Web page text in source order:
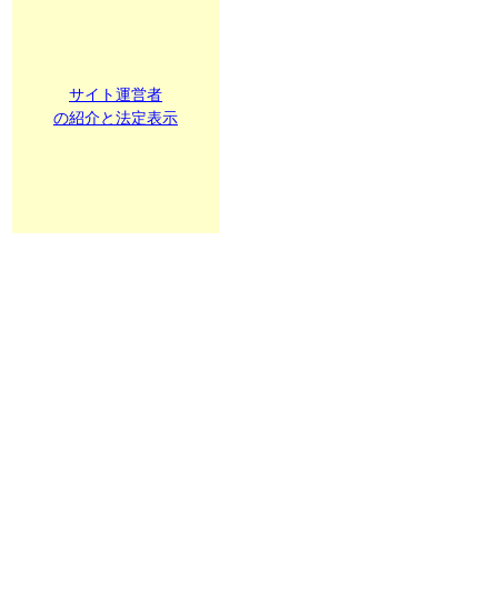
サイト運営者
の紹介と法定表示